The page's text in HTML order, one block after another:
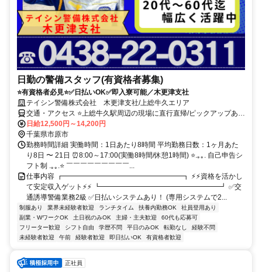
日勤の警備スタッフ(有資格者募集)
⭐有資格者必見⭐✅日払いOK✅即入寮可能／木更津支社
テイシン警備株式会社 木更津支社/上総牛久エリア
交通・アクセス ⭐上総牛久駅周辺の現場に直行直帰/ピックアップあ
り！移動の心配は不要です♪
日給12,500円～14,200円
千葉県市原市
勤務時間詳細 実働時間：1日あたり8時間 平均勤務日数：1ヶ月あた
り8日 〜 21日 ⏰8:00～17:00(実働8時間/休憩1時間) ⭐.｡｡. 自己申告シ
フト制 .｡｡.⭐ ￣￣￣￣￣￣￣￣￣...
仕事内容 ┏━━━━━━━━━━━━━━━━━┓ ⚡⚡資格を活かし
て安定収入ゲット⚡⚡ ┗━━━━━━━━━━━━━━━━━┛ ✅交
通誘導警備業務2級 ✅日払いシステムあり！ (専用システムで2...
制服あり 業界未経験者歓迎 ランチタイム 扶養内勤務OK
社員登用あり
副業・WワークOK
土日祝のみOK 主婦・主夫歓迎
60代も応募可
フリーター歓迎
シフト自由 学歴不問 平日のみOK 転勤なし
経験不問
未経験者歓迎
午前 経験者歓迎 即日払いOK 有資格者歓迎
正社員